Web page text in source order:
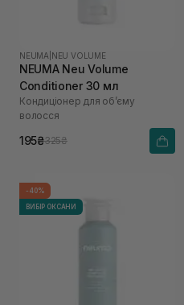
NEUMA NEU VOLUME
NEUMA Neu Volume
Conditioner 30 мл
Кондиціонер для обʼєму
волосся
195₴325₴
-40%
ВИБІР ОКСАНИ